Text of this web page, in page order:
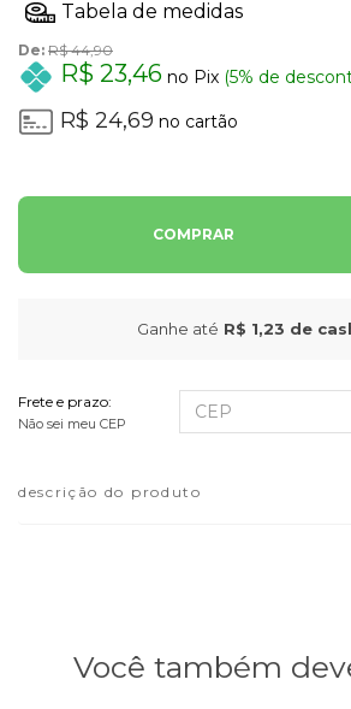
De: R$ 44,90
R$ 23,46 no Pix (5% de
R$ 24,69 no cartão
COMPRAR
Ganhe até R$ 1,23 de
Frete e prazo:
Não sei meu CEP
descrição do produto
Você também